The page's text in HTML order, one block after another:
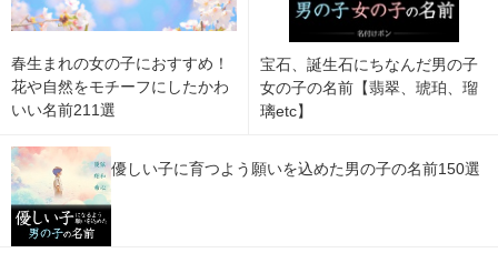
春生まれの女の子におすすめ！
花や自然をモチーフにしたかわ
いい名前211選
宝石、誕生石にちなんだ男の子
女の子の名前【翡翠、琥珀、瑠
璃etc】
優しい子に育つよう願いを込めた男の子の名前150選